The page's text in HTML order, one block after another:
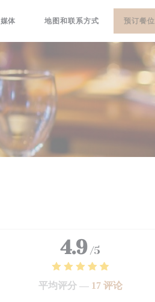
媒体 地图和联系方式 预订餐位
4.9 /5
平均评分 — 17 评论